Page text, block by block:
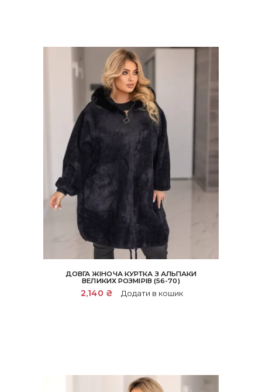
ДОВГА ЖІНОЧА КУРТКА З АЛЬПАКИ
ВЕЛИКИХ РОЗМІРІВ (56-70)
2,140 ₴ Додати в кошик